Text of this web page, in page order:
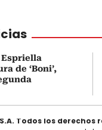
de ‘Boni’,
S.A. Todos los derechos